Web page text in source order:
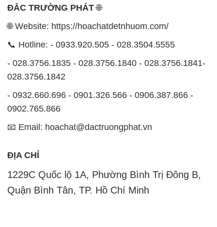
ĐẮC TRƯỜNG PHÁT🌐
🌐 Website: https://hoachatdetnhuom.com/
📞 Hotline: - 0933.920.505 - 028.3504.5555
- 028.3756.1835 - 028.3756.1840 - 028.3756.1841-
028.3756.1842
- 0932.660.696 - 0901.326.566 - 0906.387.866 -
0902.765.866
📧 Email: hoachat@dactruongphat.vn
ĐỊA CHỈ
1229C Quốc lộ 1A, Phường Bình Trị Đông B,
Quận Bình Tân, TP. Hồ Chí Minh